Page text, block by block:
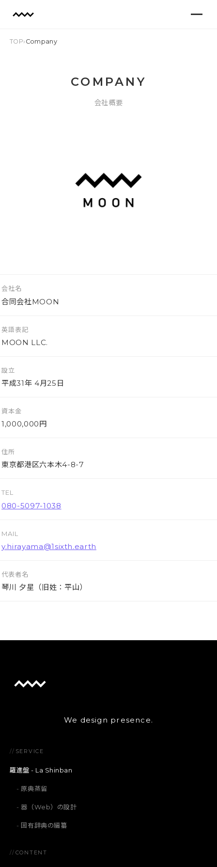
TOP› Company
COMPANY
会社概要
会社名
合同会社MOON
英語表記
MOON LLC.
設立
平成31年 4月25日
資本金
1,000,000円
住所
東京都港区六本木4-8-7
TEL
080-5097-1038
MAIL
y.hirayama@1sixth.earth
代表者名
琴川 夕星（旧姓：平山）
We design presence.
// SERVICE
羅進盤 - La Shinban
原典蒸留
器（Web）の設計
固有辞典の編纂
// CONTENT